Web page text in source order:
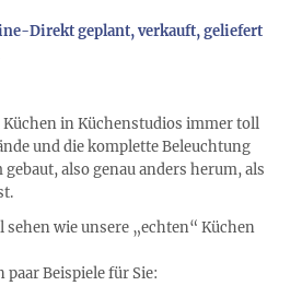
Direkt geplant, verkauft, geliefert
Küchen in Küchenstudios immer toll
und die komplette Beleuchtung
also genau anders herum, als
sehen wie unsere „echten“ Küchen
Beispiele für Sie: